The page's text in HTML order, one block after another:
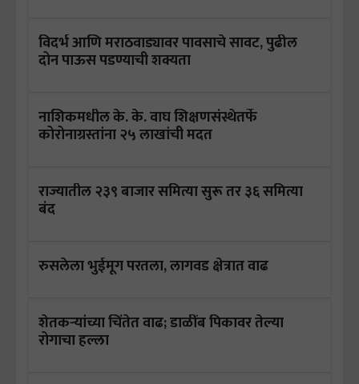
विदर्भ आणि मराठवाड्यावर पावसाचे सावट, पुढील
दोन पाऊस पडण्याची शक्यता
नाशिकमधील के. के. वाघ शिक्षणसंस्थेतर्फे
कोरोनाग्रस्तांना २५ लाखांची मदत
राज्यातील २३९ बाजार समित्या सुरू तर ३६ समित्या
बंद
रुसलेला भुईमूग परतला, लागवड क्षेत्रात वाढ
शेतकऱ्यांच्या चिंतेत वाढ; डाळींब पिकावर तेल्या
रोगाचा हल्ला